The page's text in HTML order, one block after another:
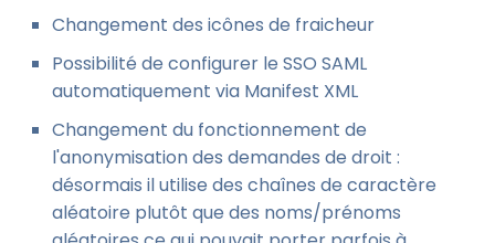
Changement des icônes de fraicheur
Possibilité de configurer le SSO SAML
automatiquement via Manifest XML
Changement du fonctionnement de
l'anonymisation des demandes de droit :
désormais il utilise des chaînes de caractère
aléatoire plutôt que des noms/prénoms